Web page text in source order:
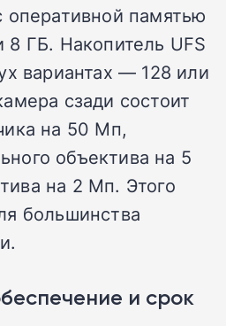
оперативной памятью
8 ГБ. Накопитель UFS
вариантах — 128 или
сзади состоит
на 50 Мп,
объектива на 5
на 2 Мп. Этого
большинства
и срок